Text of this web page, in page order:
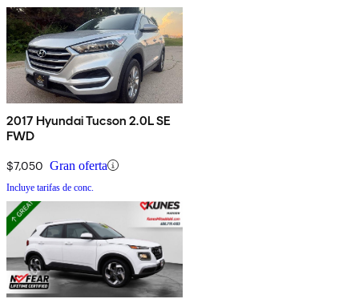
2017 Hyundai Tucson 2.0L SE
FWD
$7,050 Gran oferta
Incluye tarifas de conc.